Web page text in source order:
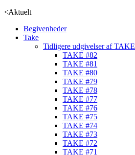
<Aktuelt
Begivenheder
Take
Tidligere udgivelser af TAKE
TAKE #82
TAKE #81
TAKE #80
TAKE #79
TAKE #78
TAKE #77
TAKE #76
TAKE #75
TAKE #74
TAKE #73
TAKE #72
TAKE #71